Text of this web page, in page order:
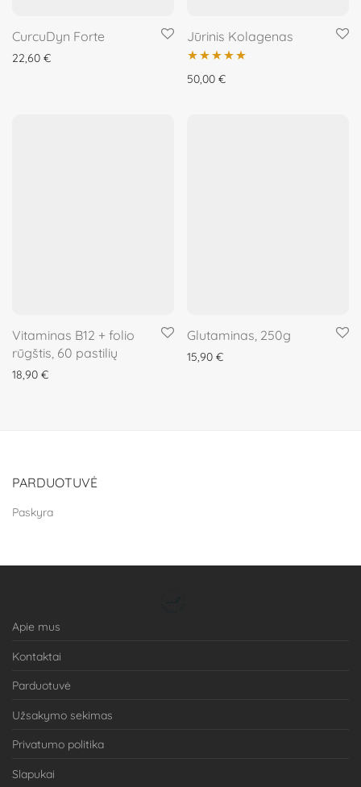
CurcuDyn Forte
22,60 €
Jūrinis Kolagenas
Įvertinimas:
50,00 €
Vitaminas B12 + folio
rūgštis, 60 pastilių
18,90 €
Glutaminas, 250g
15,90 €
PARDUOTUVĖ
Paskyra
Apie mus
Kontaktai
Parduotuvė
Užsakymo sekimas
Privatumo politika
Slapukai